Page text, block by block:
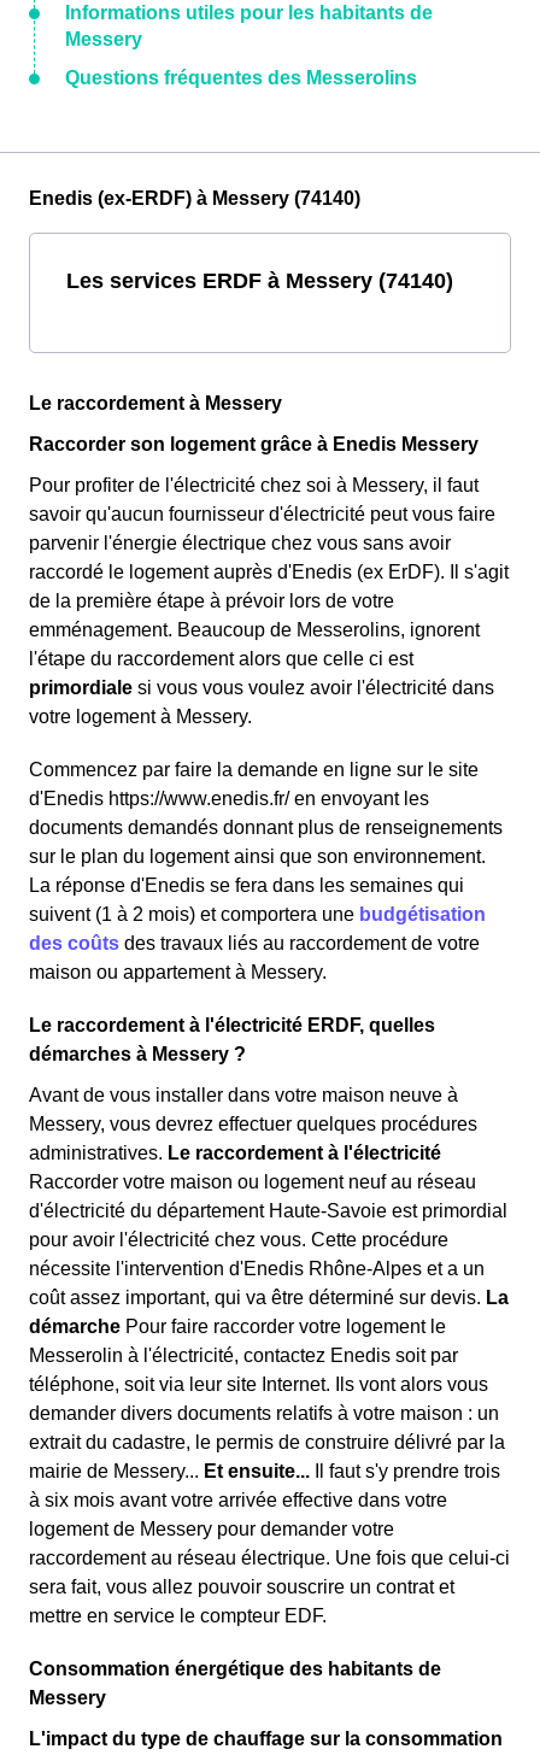
Informations utiles pour les habitants de
Messery
Questions fréquentes des Messerolins
Enedis (ex-ERDF) à Messery (74140)
Les services ERDF à Messery (74140)
Le raccordement à Messery
Raccorder son logement grâce à Enedis Messery
Pour profiter de l'électricité chez soi à Messery, il faut
savoir qu'aucun fournisseur d'électricité peut vous faire
parvenir l'énergie électrique chez vous sans avoir
raccordé le logement auprès d'Enedis (ex ErDF). Il s'agit
de la première étape à prévoir lors de votre
emménagement. Beaucoup de Messerolins, ignorent
l'étape du raccordement alors que celle ci est
primordiale si vous vous voulez avoir l'électricité dans
votre logement à Messery.
Commencez par faire la demande en ligne sur le site
d'Enedis https://www.enedis.fr/ en envoyant les
documents demandés donnant plus de renseignements
sur le plan du logement ainsi que son environnement.
La réponse d'Enedis se fera dans les semaines qui
suivent (1 à 2 mois) et comportera une budgétisation
des coûts des travaux liés au raccordement de votre
maison ou appartement à Messery.
Le raccordement à l'électricité ERDF, quelles
démarches à Messery ?
Avant de vous installer dans votre maison neuve à
Messery, vous devrez effectuer quelques procédures
administratives. Le raccordement à l'électricité
Raccorder votre maison ou logement neuf au réseau
d'électricité du département Haute-Savoie est primordial
pour avoir l'électricité chez vous. Cette procédure
nécessite l'intervention d'Enedis Rhône-Alpes et a un
coût assez important, qui va être déterminé sur devis. La
démarche Pour faire raccorder votre logement le
Messerolin à l'électricité, contactez Enedis soit par
téléphone, soit via leur site Internet. Ils vont alors vous
demander divers documents relatifs à votre maison : un
extrait du cadastre, le permis de construire délivré par la
mairie de Messery... Et ensuite... Il faut s'y prendre trois
à six mois avant votre arrivée effective dans votre
logement de Messery pour demander votre
raccordement au réseau électrique. Une fois que celui-ci
sera fait, vous allez pouvoir souscrire un contrat et
mettre en service le compteur EDF.
Consommation énergétique des habitants de
Messery
L'impact du type de chauffage sur la consommation